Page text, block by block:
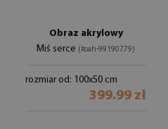
Obraz akrylowy
Miś serce (#oah-99190779)
rozmiar od: 100x50 cm
399.99 zł